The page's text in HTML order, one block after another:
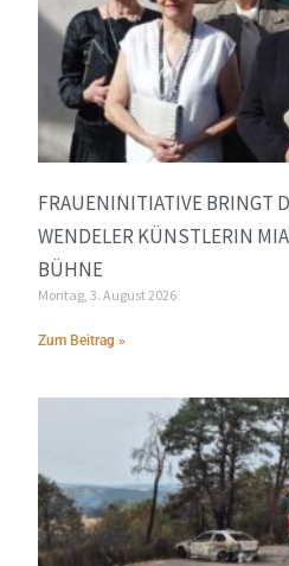
FRAUENINITIATIVE BRINGT
WENDELER KÜNSTLERIN
BÜHNE
Montag, 3. August 2026
Zum Beitrag »